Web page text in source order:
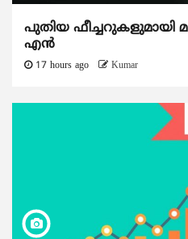
പുതിയ ഫീച്ചറുകളുമായി
എൻ
17 hours ago Kumar